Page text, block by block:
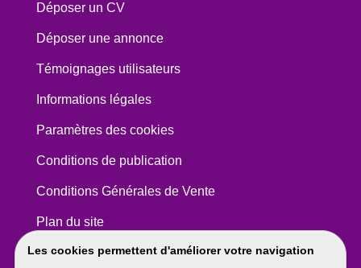
Les cookies permettent d'améliorer votre navigation
Déposer un CV
Déposer une annonce
Témoignages utilisateurs
Informations légales
Paramètres des cookies
Conditions de publication
Conditions Générales de Vente
Plan du site